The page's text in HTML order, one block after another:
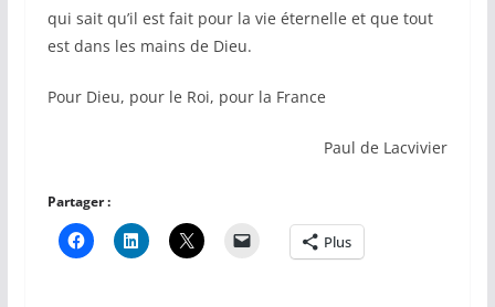
qui sait qu’il est fait pour la vie éternelle et que tout
est dans les mains de Dieu.
Pour Dieu, pour le Roi, pour la France
Paul de Lacvivier
Partager :
Plus